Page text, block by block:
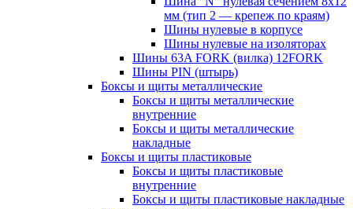
мм (тип 2 — крепеж по краям)
Шины нулевые в корпусе
Шины нулевые на изоляторах
Шины 63A FORK (вилка) 12FORK
Шины PIN (штырь)
Боксы и щиты металлические
Боксы и щиты металлические
внутренние
Боксы и щиты металлические
накладные
Боксы и щиты пластиковые
Боксы и щиты пластиковые
внутренние
Боксы и щиты пластиковые накладные